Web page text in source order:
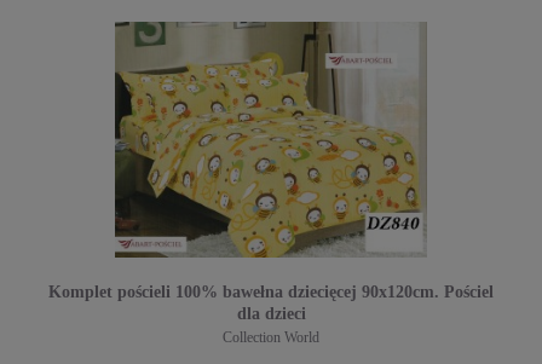
Komplet pościeli 100% bawełna dziecięcej 90x120cm. Pościel
dla dzieci
Collection World